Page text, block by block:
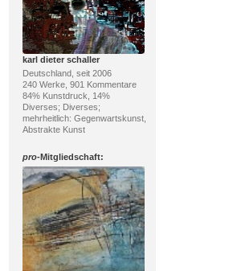
karl dieter schaller
Deutschland, seit 2006
240 Werke, 901 Kommentare
84% Kunstdruck, 14%
Diverses; Diverses;
mehrheitlich: Gegenwartskunst,
Abstrakte Kunst
pro-Mitgliedschaft: